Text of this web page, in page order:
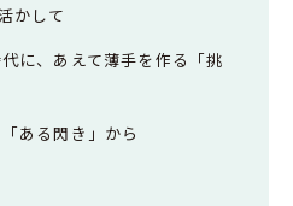
かして
に、あえて薄手を作る「挑
ある閃き」から